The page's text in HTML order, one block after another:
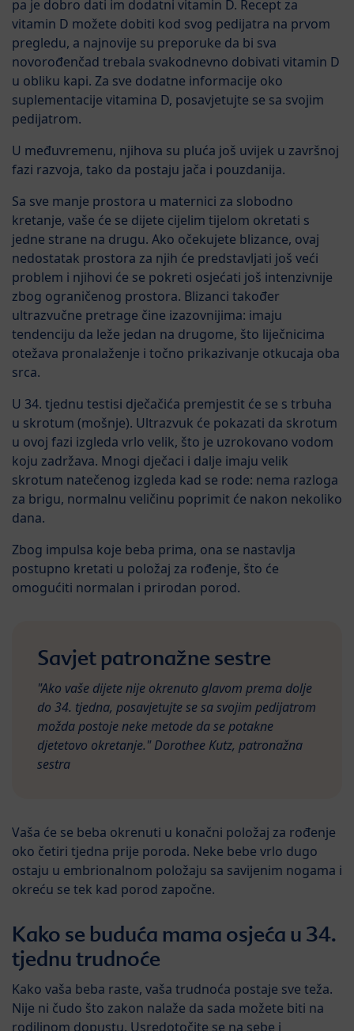
pa je dobro dati im dodatni vitamin D. Recept za
vitamin D možete dobiti kod svog pedijatra na prvom
pregledu, a najnovije su preporuke da bi sva
novorođenčad trebala svakodnevno dobivati vitamin D
u obliku kapi. Za sve dodatne informacije oko
suplementacije vitamina D, posavjetujte se sa svojim
pedijatrom.
U međuvremenu, njihova su pluća još uvijek u završnoj
fazi razvoja, tako da postaju jača i pouzdanija.
Sa sve manje prostora u maternici za slobodno
kretanje, vaše će se dijete cijelim tijelom okretati s
jedne strane na drugu. Ako očekujete blizance, ovaj
nedostatak prostora za njih će predstavljati još veći
problem i njihovi će se pokreti osjećati još intenzivnije
zbog ograničenog prostora. Blizanci također
ultrazvučne pretrage čine izazovnijima: imaju
tendenciju da leže jedan na drugome, što liječnicima
otežava pronalaženje i točno prikazivanje otkucaja oba
srca.
U 34. tjednu testisi dječačića premjestit će se s trbuha
u skrotum (mošnje). Ultrazvuk će pokazati da skrotum
u ovoj fazi izgleda vrlo velik, što je uzrokovano vodom
koju zadržava. Mnogi dječaci i dalje imaju velik
skrotum natečenog izgleda kad se rode: nema razloga
za brigu, normalnu veličinu poprimit će nakon nekoliko
dana.
Zbog impulsa koje beba prima, ona se nastavlja
postupno kretati u položaj za rođenje, što će
omogućiti normalan i prirodan porod.
Savjet patronažne sestre
"Ako vaše dijete nije okrenuto glavom prema dolje
do 34. tjedna, posavjetujte se sa svojim pedijatrom
možda postoje neke metode da se potakne
djetetovo okretanje." Dorothee Kutz, patronažna
sestra
Vaša će se beba okrenuti u konačni položaj za rođenje
oko četiri tjedna prije poroda. Neke bebe vrlo dugo
ostaju u embrionalnom položaju sa savijenim nogama i
okreću se tek kad porod započne.
Kako se buduća mama osjeća u 34.
tjednu trudnoće
Kako vaša beba raste, vaša trudnoća postaje sve teža.
Nije ni čudo što zakon nalaže da sada možete biti na
rodiljnom dopustu. Usredotočite se na sebe i